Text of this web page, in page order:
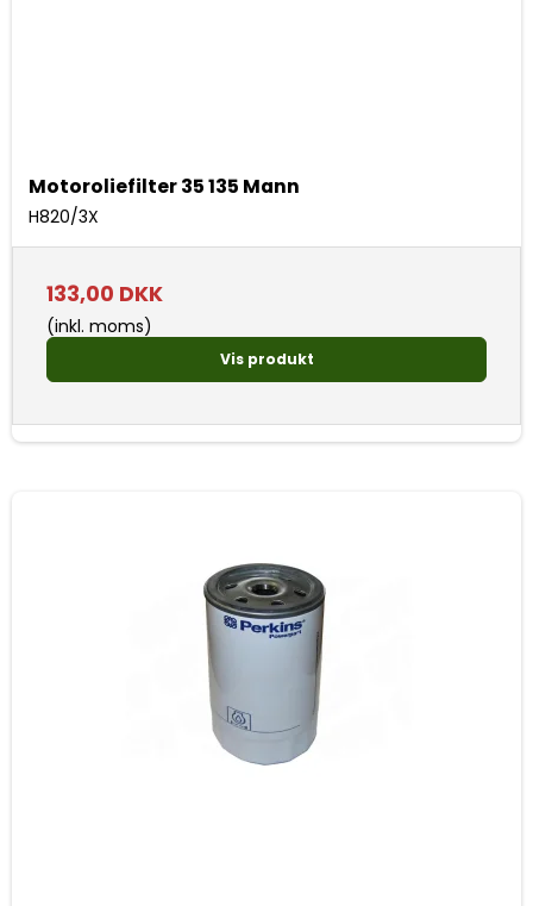
Motoroliefilter 35 135 Mann
H820/3X
133,00 DKK
(inkl. moms)
Vis produkt